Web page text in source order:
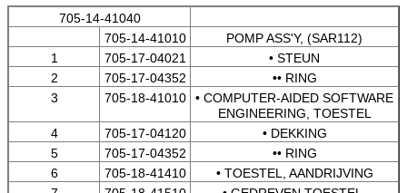
705-14-41040
705-14-41010
POMP ASS'Y, (SAR112)
1
705-17-04021
• STEUN
2
705-17-04352
•• RING
3
705-18-41010
• COMPUTER-AIDED SOFTWARE
ENGINEERING, TOESTEL
4
705-17-04120
• DEKKING
5
705-17-04352
•• RING
6
705-18-41410
• TOESTEL, AANDRIJVING